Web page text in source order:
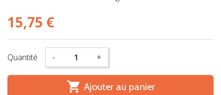
15,75 €
Quantité - +
 Ajouter au panier